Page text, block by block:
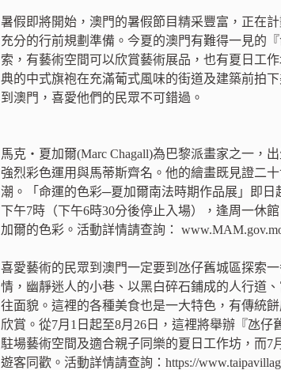
暑假即將開始，澳門的暑假節目精采豐富，正在
充分的行前規劃準備。今夏的澳門有難得一見的
索，有藝術空間可以欣賞藝術展品，也有夏日工
典的中式旗袍在充滿葡式風味的街道及建築前拍
到澳門，喜愛他們的民眾不可錯過。
馬克‧夏加爾(Marc Chagall)為巴黎派畫家之一，
強烈彩色運用與馬蒂斯齊名。他的繪畫既見證二
潮。「命運的色彩─夏加爾南法時期作品展」即
下午7時（下午6時30分後停止入場），逢周一休
加爾的色彩。活動詳情請查詢：
喜愛藝術的民眾到澳門一定要到氹仔舊城區探索
情，幽靜迷人的小巷、以黑白碎石鋪成的人行道
往面貌。這裡的各種美食也是一大特色，有傳統
欣賞。從7月1日起至8月26日，這裡將舉辦『氹
駐場藝術空間及適合親子同樂的夏日工作坊，而
遊客同歡。活動詳情請查詢：https://